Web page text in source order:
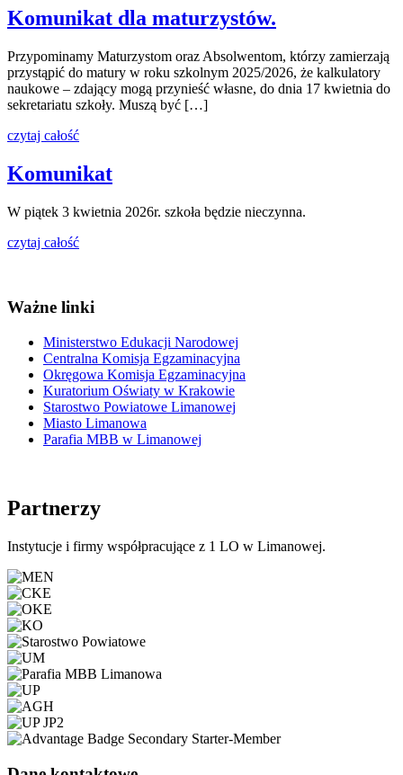
Komunikat dla maturzystów.
Przypominamy Maturzystom oraz Absolwentom, którzy zamierzają
przystąpić do matury w roku szkolnym 2025/2026, że kalkulatory
naukowe – zdający mogą przynieść własne, do dnia 17 kwietnia do
sekretariatu szkoły. Muszą być […]
czytaj całość
Komunikat
W piątek 3 kwietnia 2026r. szkoła będzie nieczynna.
czytaj całość
Ważne linki
Ministerstwo Edukacji Narodowej
Centralna Komisja Egzaminacyjna
Okręgowa Komisja Egzaminacyjna
Kuratorium Oświaty w Krakowie
Starostwo Powiatowe Limanowej
Miasto Limanowa
Parafia MBB w Limanowej
Partnerzy
Instytucje i firmy współpracujące z 1 LO w Limanowej.